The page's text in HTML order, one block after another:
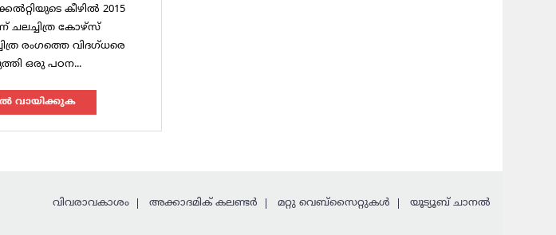
കീഴിൽ 2015
ചലച്ചിത്ര കോഴ്സ്
രംഗത്തെ വിദഗ്ധരെ
ഒരു പഠന...
വായിക്കുക
വിവരാവകാശം അക്കാദമിക് കലണ്ടര്‍ മറ്റു വെബ്സൈറ്റുകള്‍ യൂട്യൂബ് ചാനൽ